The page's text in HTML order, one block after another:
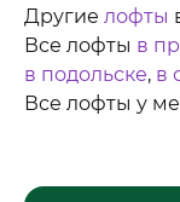
Другие лофты
Все лофты в
в подольске, в
Все лофты у